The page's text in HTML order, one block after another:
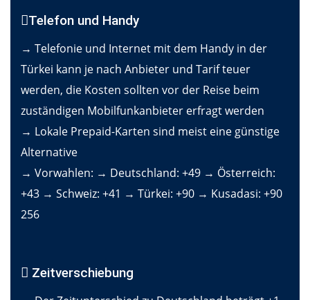
Telefon und Handy
→ Telefonie und Internet mit dem Handy in der
Türkei kann je nach Anbieter und Tarif teuer
werden, die Kosten sollten vor der Reise beim
zuständigen Mobilfunkanbieter erfragt werden
→ Lokale Prepaid-Karten sind meist eine günstige
Alternative
→ Vorwahlen: → Deutschland: +49 → Österreich:
+43 → Schweiz: +41 → Türkei: +90 → Kusadasi: +90
256
Zeitverschiebung